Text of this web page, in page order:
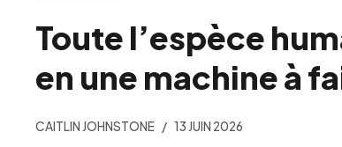
Toute l’espèce
en une machine à
CAITLIN JOHNSTONE 13 JUIN 2026